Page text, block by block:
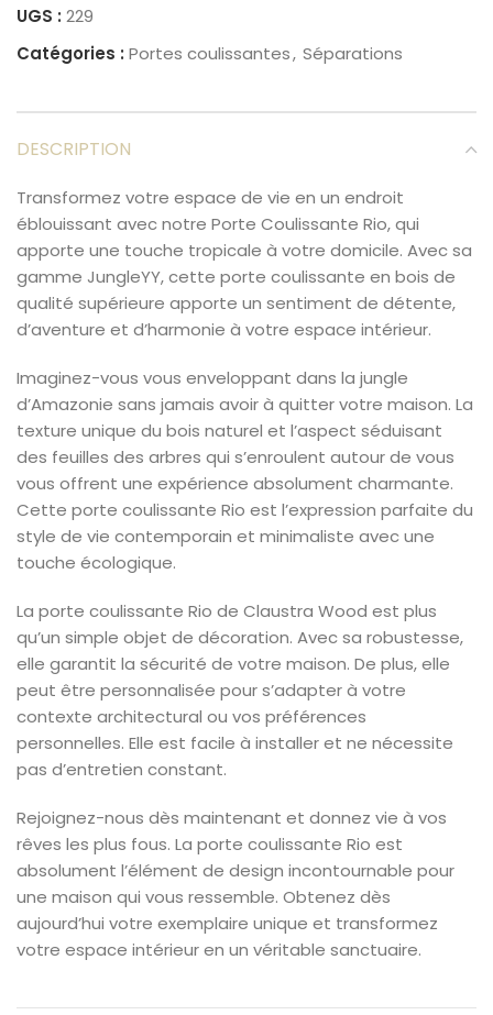
UGS : 229
Catégories : Portes coulissantes, Séparations
DESCRIPTION
Transformez votre espace de vie en un endroit
éblouissant avec notre Porte Coulissante Rio, qui
apporte une touche tropicale à votre domicile. Avec sa
gamme JungleYY, cette porte coulissante en bois de
qualité supérieure apporte un sentiment de détente,
d’aventure et d’harmonie à votre espace intérieur.
Imaginez-vous vous enveloppant dans la jungle
d’Amazonie sans jamais avoir à quitter votre maison. La
texture unique du bois naturel et l’aspect séduisant
des feuilles des arbres qui s’enroulent autour de vous
vous offrent une expérience absolument charmante.
Cette porte coulissante Rio est l’expression parfaite du
style de vie contemporain et minimaliste avec une
touche écologique.
La porte coulissante Rio de Claustra Wood est plus
qu’un simple objet de décoration. Avec sa robustesse,
elle garantit la sécurité de votre maison. De plus, elle
peut être personnalisée pour s’adapter à votre
contexte architectural ou vos préférences
personnelles. Elle est facile à installer et ne nécessite
pas d’entretien constant.
Rejoignez-nous dès maintenant et donnez vie à vos
rêves les plus fous. La porte coulissante Rio est
absolument l’élément de design incontournable pour
une maison qui vous ressemble. Obtenez dès
aujourd’hui votre exemplaire unique et transformez
votre espace intérieur en un véritable sanctuaire.